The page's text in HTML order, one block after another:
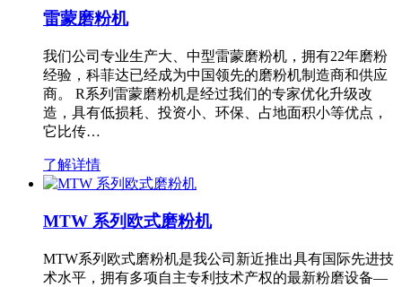
雷蒙磨粉机
我们公司专业生产大、中型雷蒙磨粉机，拥有22年磨粉
经验，科菲达已经成为中国领先的磨粉机制造商和供应
商。 R系列雷蒙磨粉机是经过我们的专家优化升级改
造，具有低损耗、投资小、环保、占地面积小等优点，
它比传…
了解详情
MTW 系列欧式磨粉机
MTW系列欧式磨粉机是我公司新近推出具有国际先进技
术水平，拥有多项自主专利技术产权的最新粉磨设备—